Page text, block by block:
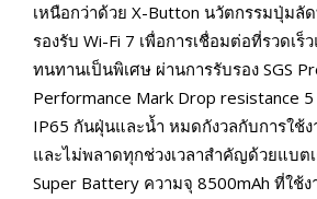
เหนือกว่าด้วย X-Button นวัตกรรมปุ่มลั
รองรับ Wi-Fi 7 เพื่อการเชื่อมต่อที่รวดเร็
ทนทานเป็นพิเศษ ผ่านการรับรอง SGS
Performance Mark Drop resistance
IP65 กันฝุ่นและน้ำ หมดกังวลกับการใช้
และไม่พลาดทุกช่วงเวลาสำคัญด้วยแบต
Super Battery ความจุ 8500mAh ที่ใช้